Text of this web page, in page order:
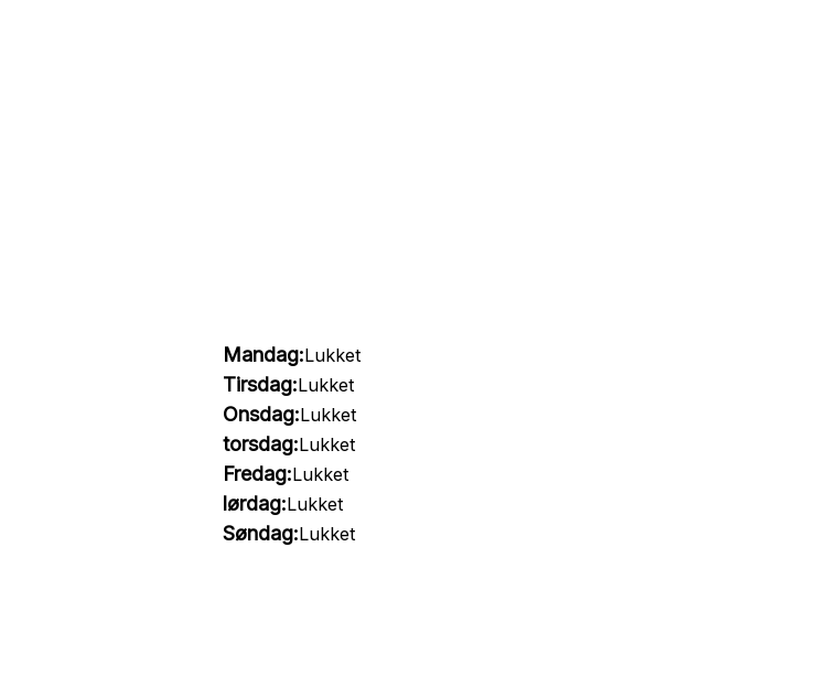
Mandag:Lukket
Tirsdag:Lukket
Onsdag:Lukket
torsdag:Lukket
Fredag:Lukket
lørdag:Lukket
Søndag:Lukket